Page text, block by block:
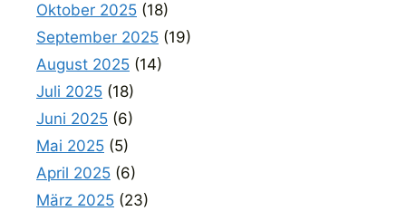
Oktober 2025 (18)
September 2025 (19)
August 2025 (14)
Juli 2025 (18)
Juni 2025 (6)
Mai 2025 (5)
April 2025 (6)
März 2025 (23)